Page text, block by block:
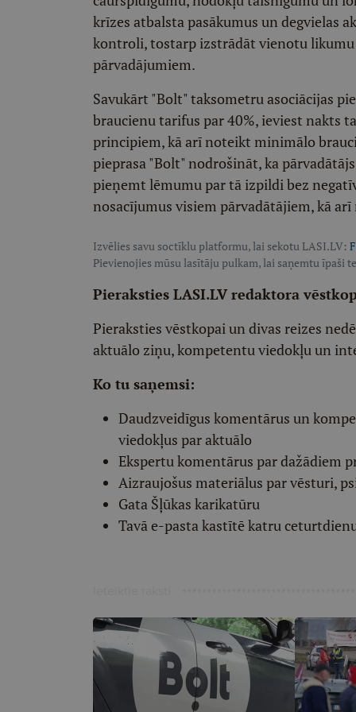
krīzes atbalsta pasākumus un degvielas
kontroli, tostarp izstrādāt vienotu
pārvadājumiem.
Savukārt "Bolt" taksometru asociācijas
braucienu tarifus par 40%, ieviest nakts
principiem, kā arī noteikt minimālo
pieprasa "Bolt" nodrošināt, ka
pieņemt lēmumu par tā izpildi bez
nosacījumus visiem pārvadātājiem, kā
Izvēlies savu soctīklu platformu, lai sekotu LASI.LV:
Pievienojies mūsu lasītāju pulkam, lai saņemtu īpaši
Pieraksties LASI.LV redaktora
Pieraksties vēstkopai un divas reizes
aktuālo ziņu, kompetentu viedokļu un
Ko tu saņemsi:
Daudzveidīgus komentārus un
viedokļus par aktuālo
Ekspertu komentārus par dažādiem
Aizraujošus materiālus par vēsturi,
Gata Šļūkas karikatūru
Tavā e-pasta kastītē katru